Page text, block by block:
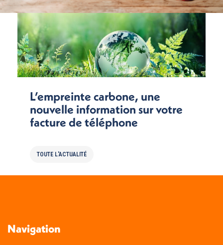
L’empreinte carbone, une
nouvelle information sur votre
facture de téléphone
TOUTE L'ACTUALITÉ
Navigation